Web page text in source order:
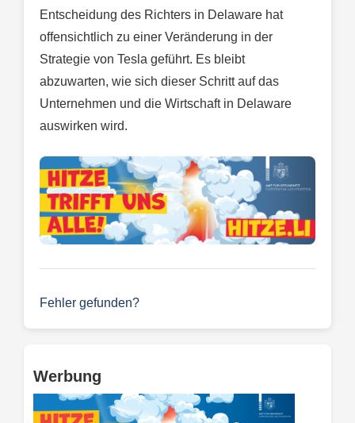
Entscheidung des Richters in Delaware hat
offensichtlich zu einer Veränderung in der
Strategie von Tesla geführt. Es bleibt
abzuwarten, wie sich dieser Schritt auf das
Unternehmen und die Wirtschaft in Delaware
auswirken wird.
Fehler gefunden?
Werbung